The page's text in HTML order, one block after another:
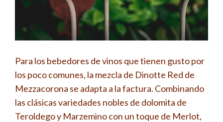
Para los bebedores de vinos que tienen gusto por
los poco comunes, la mezcla de Dinotte Red de
Mezzacorona se adapta a la factura. Combinando
las clásicas variedades nobles de dolomita de
Teroldego y Marzemino con un toque de Merlot,